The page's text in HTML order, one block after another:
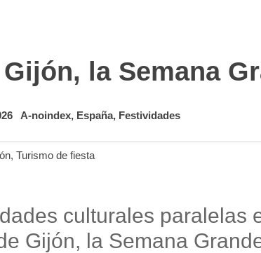
la Semana
A-noindex, España, Festividades
, Turismo de fiesta
culturales paralelas
Gijón, la Semana